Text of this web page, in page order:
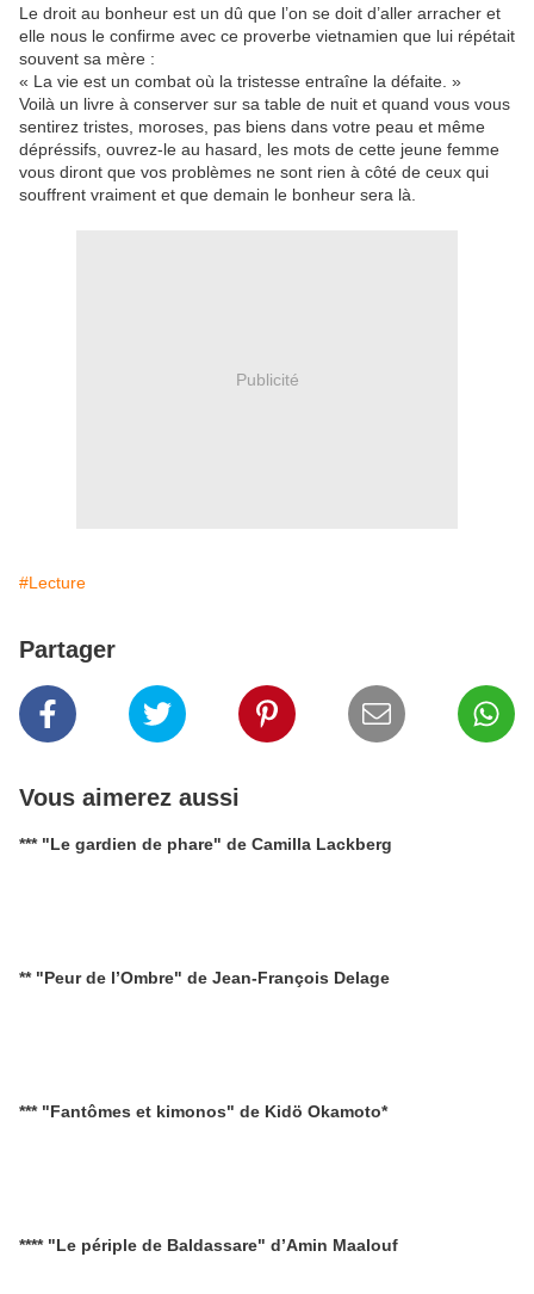
Le droit au bonheur est un dû que l’on se doit d’aller arracher et
elle nous le confirme avec ce proverbe vietnamien que lui répétait
souvent sa mère :
« La vie est un combat où la tristesse entraîne la défaite. »
Voilà un livre à conserver sur sa table de nuit et quand vous vous
sentirez tristes, moroses, pas biens dans votre peau et même
dépréssifs, ouvrez-le au hasard, les mots de cette jeune femme
vous diront que vos problèmes ne sont rien à côté de ceux qui
souffrent vraiment et que demain le bonheur sera là.
Publicité
#Lecture
Partager
Vous aimerez aussi
*** "Le gardien de phare" de Camilla Lackberg
** "Peur de l’Ombre" de Jean-François Delage
*** "Fantômes et kimonos" de Kidö Okamoto*
**** "Le périple de Baldassare" d’Amin Maalouf